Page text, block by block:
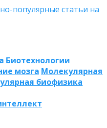
Биотехнологии
мозга Молекулярная
биофизика